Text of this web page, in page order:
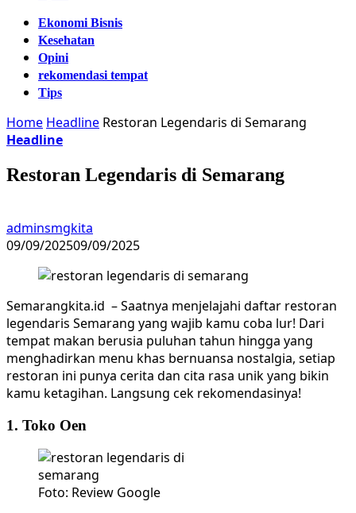
Ekonomi Bisnis
Kesehatan
Opini
rekomendasi tempat
Tips
Home Headline Restoran Legendaris di Semarang
Headline
Restoran Legendaris di Semarang
adminsmgkita
09/09/202509/09/2025
Semarangkita.id – Saatnya menjelajahi daftar restoran
legendaris Semarang yang wajib kamu coba lur! Dari
tempat makan berusia puluhan tahun hingga yang
menghadirkan menu khas bernuansa nostalgia, setiap
restoran ini punya cerita dan cita rasa unik yang bikin
kamu ketagihan. Langsung cek rekomendasinya!
1. Toko Oen
Foto: Review Google